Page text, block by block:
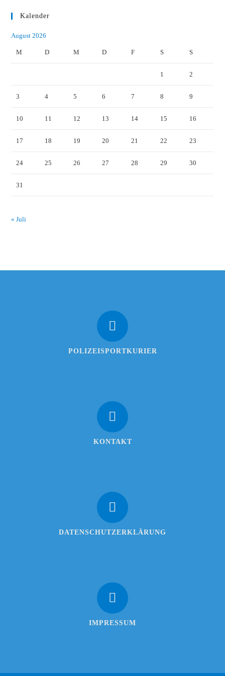
Kalender
August 2026
M D M D F S S
1 2
3 4 5 6 7 8 9
10 11 12 13 14 15 16
17 18 19 20 21 22 23
24 25 26 27 28 29 30
31
« Juli
POLIZEISPORTKURIER
KONTAKT
DATENSCHUTZERKLÄRUNG
IMPRESSUM